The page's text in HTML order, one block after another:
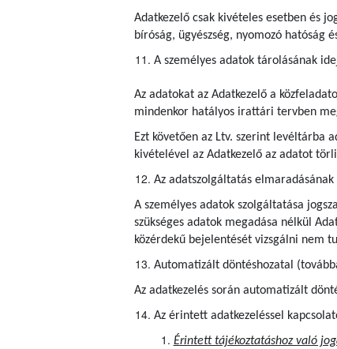
Adatkezelő csak kivételes esetben és
bíróság, ügyészség, nyomozó hatóság
A személyes adatok tárolásának
Az adatokat az Adatkezelő a
mindenkor hatályos irattári tervben
Ezt követően az Ltv. szerint levéltárba
kivételével az Adatkezelő az adatot
Az adatszolgáltatás
A személyes adatok szolgáltatása
szükséges adatok megadása nélkül
közérdekű bejelentését vizsgálni nem
Automatizált döntéshozatal
Az adatkezelés során automatizált
Az érintett adatkezeléssel
Érintett tájékoztatáshoz való